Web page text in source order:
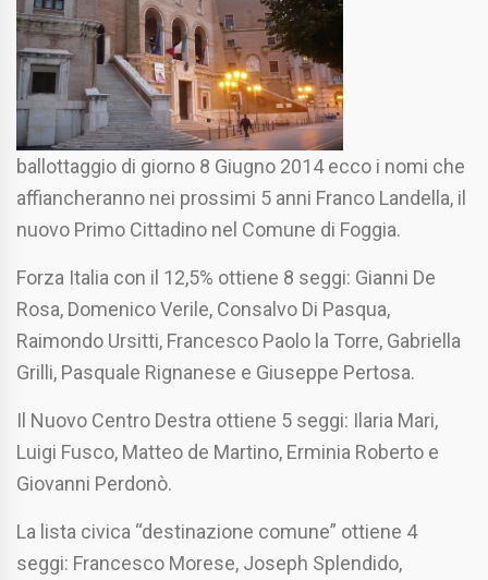
ballottaggio di giorno 8 Giugno 2014 ecco i nomi che
affiancheranno nei prossimi 5 anni Franco Landella, il
nuovo Primo Cittadino nel Comune di Foggia.
Forza Italia con il 12,5% ottiene 8 seggi: Gianni De
Rosa, Domenico Verile, Consalvo Di Pasqua,
Raimondo Ursitti, Francesco Paolo la Torre, Gabriella
Grilli, Pasquale Rignanese e Giuseppe Pertosa.
Il Nuovo Centro Destra ottiene 5 seggi: Ilaria Mari,
Luigi Fusco, Matteo de Martino, Erminia Roberto e
Giovanni Perdonò.
La lista civica “destinazione comune” ottiene 4
seggi: Francesco Morese, Joseph Splendido,